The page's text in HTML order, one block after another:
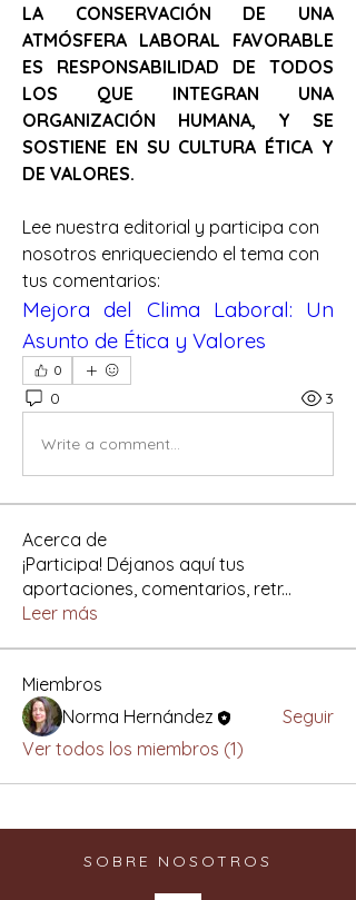
LA CONSERVACIÓN DE UNA
ATMÓSFERA LABORAL FAVORABLE
ES RESPONSABILIDAD DE TODOS
LOS QUE INTEGRAN UNA
ORGANIZACIÓN HUMANA, Y SE
SOSTIENE EN SU CULTURA ÉTICA Y
DE VALORES.
Lee nuestra editorial y participa con
nosotros enriqueciendo el tema con
tus comentarios:
Mejora del Clima Laboral: Un
Asunto de Ética y Valores
0
0 3
Write a comment...
Acerca de
¡Participa! Déjanos aquí tus
aportaciones, comentarios, retr...
Leer más
Miembros
Norma Hernández
Seguir
Ver todos los miembros (1)
SOBRE NOSOTROS